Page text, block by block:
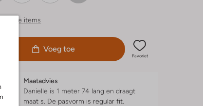
items
Voeg toe
Favoriet
Maatadvies
Danielle is 1 meter 74 lang en draagt
maat s. De pasvorm is regular fit.